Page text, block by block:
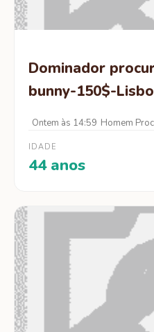
Dominador
bunny-150$-
Ontem às 14:59 Homem
IDADE
44 anos